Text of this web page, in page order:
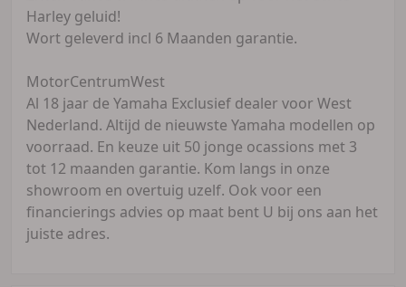
Harley geluid!
Wort geleverd incl 6 Maanden garantie.
MotorCentrumWest
Al 18 jaar de Yamaha Exclusief dealer voor West
Nederland. Altijd de nieuwste Yamaha modellen op
voorraad. En keuze uit 50 jonge ocassions met 3
tot 12 maanden garantie. Kom langs in onze
showroom en overtuig uzelf. Ook voor een
financierings advies op maat bent U bij ons aan het
juiste adres.